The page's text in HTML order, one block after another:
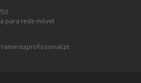
para rede móvel